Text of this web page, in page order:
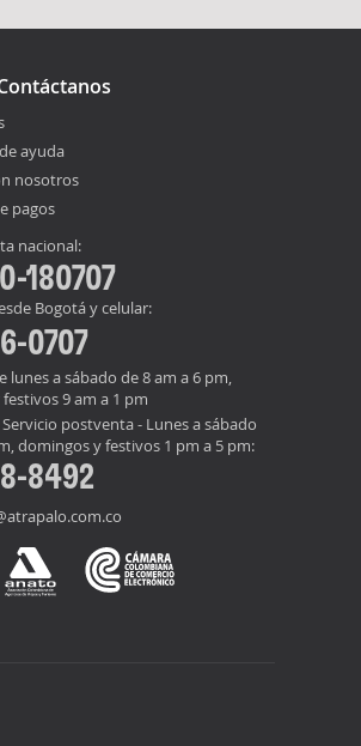
ayuda
nosotros
pagos
nacional:
180707
Bogotá y celular:
0707
lunes a sábado de 8 am a 6 pm,
9 am a 1 pm
postventa - Lunes a sábado
domingos y festivos 1 pm a 5 pm:
8492